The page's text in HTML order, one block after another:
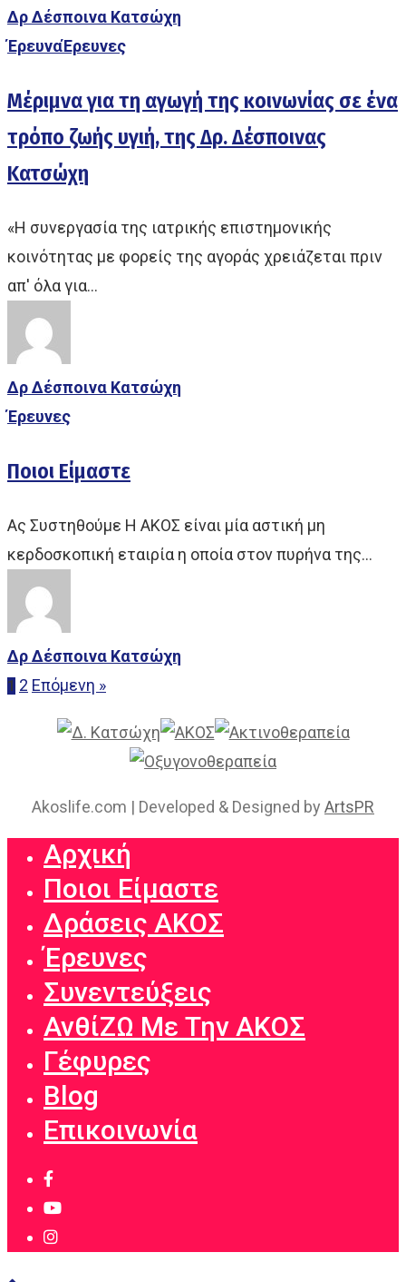
Δρ Δέσποινα Κατσώχη
ΈρευναΈρευνες
Μέριμνα για τη αγωγή της κοινωνίας σε ένα
τρόπο ζωής υγιή, της Δρ. Δέσποινας
Κατσώχη
«Η συνεργασία της ιατρικής επιστημονικής
κοινότητας με φορείς της αγοράς χρειάζεται πριν
απ' όλα για…
Δρ Δέσποινα Κατσώχη
Έρευνες
Ποιοι Είμαστε
Ας Συστηθούμε Η ΑΚΟΣ είναι μία αστική μη
κερδοσκοπική εταιρία η οποία στον πυρήνα της…
Δρ Δέσποινα Κατσώχη
1 2 Επόμενη »
Akoslife.com | Developed & Designed by ArtsPR
Αρχική
Ποιοι Είμαστε
Δράσεις ΑΚΟΣ
Έρευνες
Συνεντεύξεις
ΑνθίΖΩ Με Την ΑΚΟΣ
Γέφυρες
Blog
Επικοινωνία